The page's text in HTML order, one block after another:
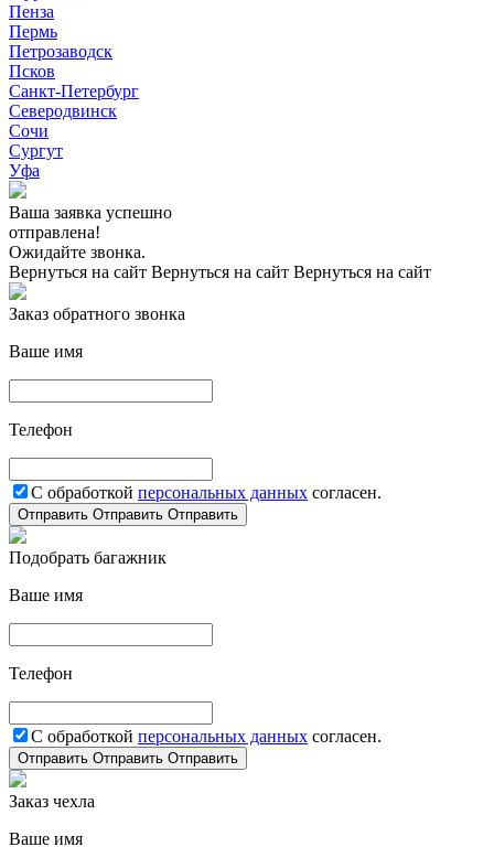
Пенза
Пермь
Петрозаводск
Псков
Санкт-Петербург
Северодвинск
Сочи
Сургут
Уфа
Ваша заявка успешно
отправлена!
Ожидайте звонка.
Вернуться на сайт Вернуться на сайт Вернуться на сайт
Заказ обратного звонка
Ваше имя
Телефон
С обработкой персональных данных согласен.
Отправить Отправить Отправить
Подобрать багажник
Ваше имя
Телефон
С обработкой персональных данных согласен.
Отправить Отправить Отправить
Заказ чехла
Ваше имя